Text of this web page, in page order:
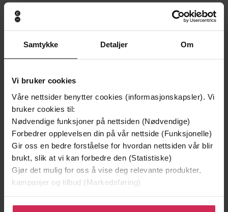
Samtykke Detaljer Om
Vi bruker cookies
Våre nettsider benytter cookies (informasjonskapsler). Vi
bruker cookies til:
Nødvendige funksjoner på nettsiden (Nødvendige)
Forbedrer opplevelsen din på vår nettside (Funksjonelle)
Gir oss en bedre forståelse for hvordan nettsiden vår blir
brukt, slik at vi kan forbedre den (Statistiske)
Gjør det mulig for oss å vise deg relevante produkter,
kampanjer og tilbud (Markedsføring)
Klikk på «Godta alle» for å gi oss ditt samtykke til å
Andre har også kjøpt
Premium
Premium